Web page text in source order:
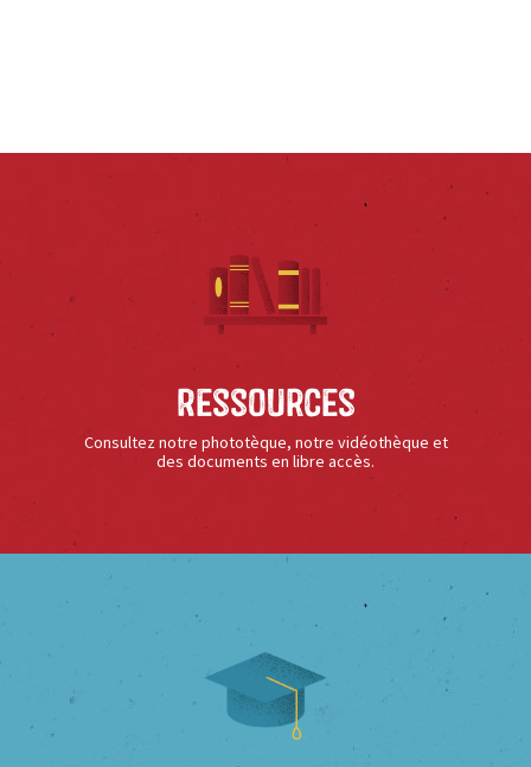
Ressources
Consultez notre phototèque, notre vidéothèque et
des documents en libre accès.